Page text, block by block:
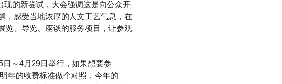
现的新尝试，大会强调这是向公众开
，感受当地浓厚的人文工艺气息，在
览、导览、座谈的服务项目，让参观
～4月29日举行，如果想要参
年的收费标准做个对照，今年的